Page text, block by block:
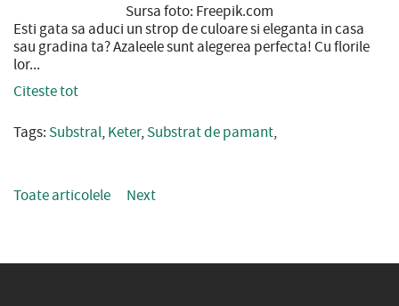
Sursa foto: Freepik.com
Esti gata sa aduci un strop de culoare si eleganta in casa
sau gradina ta? Azaleele sunt alegerea perfecta! Cu florile
lor...
Citeste tot
Tags: Substral,Keter,Substrat de pamant,
Toate articolele Next